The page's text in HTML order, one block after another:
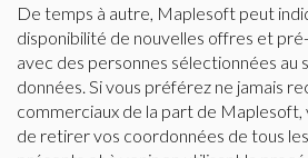
De temps à autre, Maplesoft peut
disponibilité de nouvelles offres et
avec des personnes sélectionnées au
données. Si vous préférez ne jamais
commerciaux de la part de Maplesoft,
de retirer vos coordonnées de tous